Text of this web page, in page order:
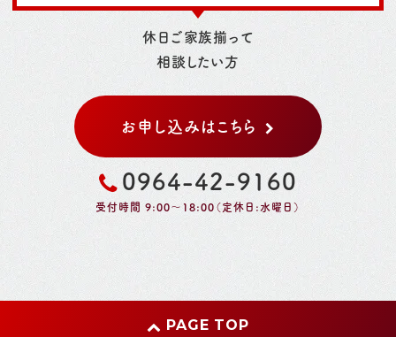
休日ご家族揃って
相談したい方
お申し込みはこちら
0964-42-9160
受付時間 9:00～18:00（定休日:水曜日）
PAGE TOP